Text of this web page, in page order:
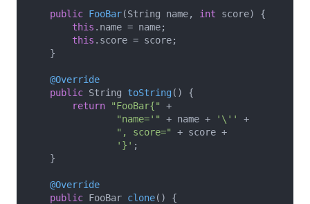
public FooBar(String name, int score)
{
this .name = name;
this .score = score;
    }
@Override
public String toString ()
{
return
"FooBar{"
+
"name='"
+ name + '\''
+
", score="
+ score +
'}' ;
    }
@Override
public FooBar clone()
{